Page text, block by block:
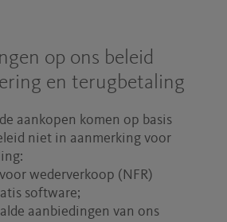
op ons beleid
en terugbetaling
aankopen komen op basis
niet in aanmerking voor
wederverkoop (NFR)
software;
aanbiedingen van ons